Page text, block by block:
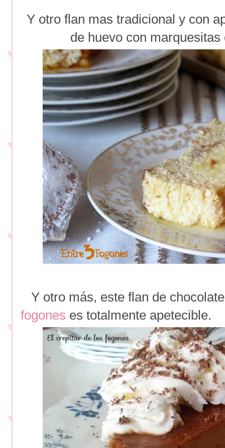
Y otro flan mas tradicional y con
de huevo con
Y otro más, este flan de
fogones es totalmente apetecible.